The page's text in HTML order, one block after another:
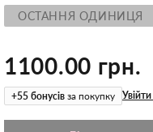
ОСТАННЯ ОДИНИЦЯ
1100.00 грн.
+55 бонусів за покупку